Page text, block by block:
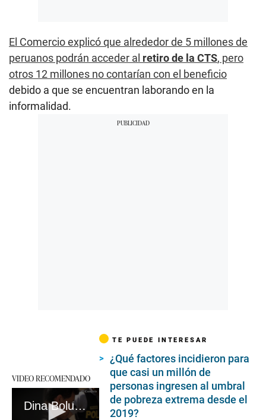
El Comercio explicó que alrededor de 5 millones de
peruanos podrán acceder al retiro de la CTS, pero
otros 12 millones no contarían con el beneficio
debido a que se encuentran laborando en la
informalidad.
VIDEO RECOMENDADO
Dina Boluarte: las reuniones que prueban la injerencia de la presidenta en el Eficcop #VideosEC #UI
TE PUEDE INTERESAR
¿Qué factores incidieron para
que casi un millón de
personas ingresen al umbral
de pobreza extrema desde el
2019?